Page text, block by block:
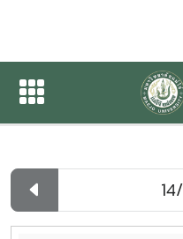
ปฏิทินกิจกรรม
ปฏิทินกิจกรรมของหน่วยง